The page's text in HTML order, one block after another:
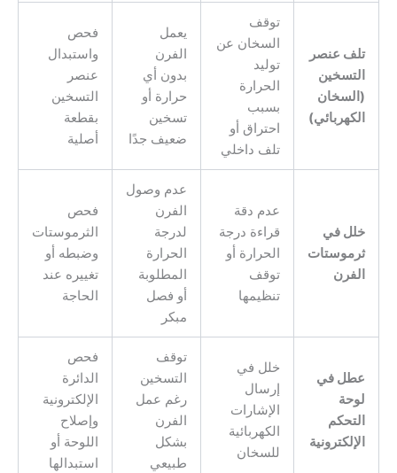
تلف عنصر
التسخين
(السخان
الكهربائي)
توقف
السخان عن
توليد
الحرارة
بسبب
احتراق أو
تلف داخلي
يعمل
الفرن
بدون أي
حرارة أو
تسخين
ضعيف جدًا
فحص
واستبدال
عنصر
التسخين
بقطعة
أصلية
خلل في
ثرموستات
الفرن
عدم دقة
قراءة درجة
الحرارة أو
توقف
تنظيمها
عدم وصول
الفرن
لدرجة
الحرارة
المطلوبة
أو فصل
مبكر
فحص
الثرموستات
وضبطه أو
تغييره عند
الحاجة
عطل في
لوحة
التحكم
الإلكترونية
خلل في
إرسال
الإشارات
الكهربائية
للسخان
توقف
التسخين
رغم عمل
الفرن
بشكل
طبيعي
فحص
الدائرة
الإلكترونية
وإصلاح
اللوحة أو
استبدالها